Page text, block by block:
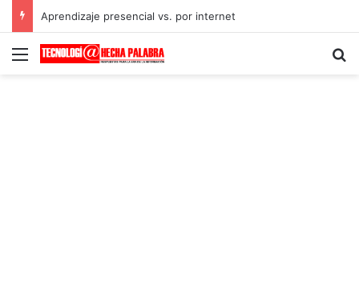
Aprendizaje presencial vs. por internet
Menú